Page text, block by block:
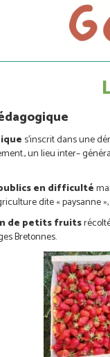
s’inscrit dans une
un lieu inter–
en difficulté
dite «
de petits fruits
Bretonnes.